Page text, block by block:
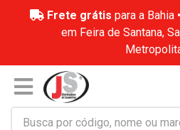
Frete grátis para a Bahia •
em Feira de Santana,